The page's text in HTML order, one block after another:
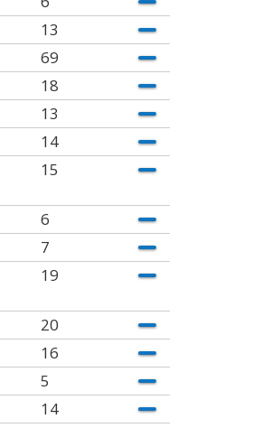
13
69
18
13
14
15
6
7
19
20
16
5
14